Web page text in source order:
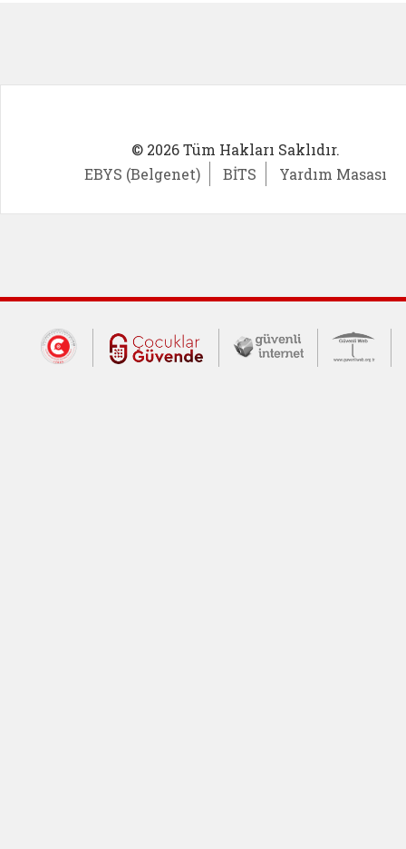
© 2026 Tüm Hakları Saklıdır.
EBYS (Belgenet)
BİTS Yardım Masası
Dış Bağlantılar
Cumhurbaşkanlığı İletişim Merkezi
Çocuklar Güvende (yeni
Güvenli